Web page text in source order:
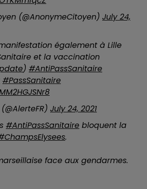
(@AnonymeCitoyen) July 24,
également à Lille
et la vaccination
) #AntiPassSanitaire
#PassSanitaire
July 24, 2021
#AntiPassSanitaire bloquent la
.
face aux gendarmes.